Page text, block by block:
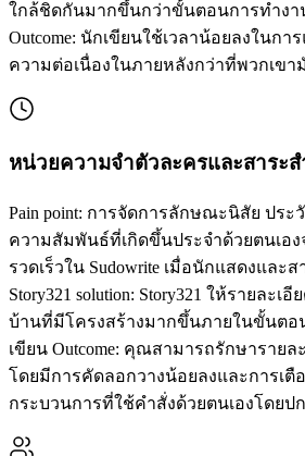
ใกล้ชิดกันมากขึ้นกว่าขั้นตอนการทำงาน
Outcome: นักเขียนใช้เวลาน้อยลงในกา
ความต่อเนื่องในภายหลังกว่าที่พวกเขา
หน่วยความจำตัวละครและสาระ
Pain point: การจัดการลักษณะนิสัย ประ
ความสัมพันธ์ที่เกิดขึ้นประจำด้วยตนเอง
รวดเร็วใน Sudowrite เมื่อนักแสดงแล
Story321 solution: Story321 ให้รายละ
บ้านที่มีโครงสร้างมากขึ้นภายในขั้นตอ
เขียน Outcome: คุณสามารถรักษารายล
โดยมีการคัดลอกวางน้อยลงและการเตื
กระบวนการที่ใช้คำสั่งด้วยตนเองโดยป